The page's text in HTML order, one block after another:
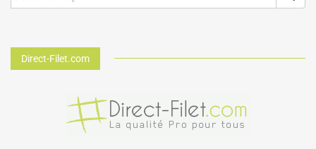
Direct-Filet.com